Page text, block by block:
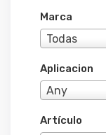
Marca
Todas
Aplicacion
Any
Artículo